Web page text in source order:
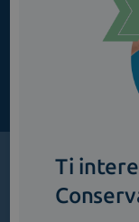
Cosa facciamo
Iscriviti
Ti